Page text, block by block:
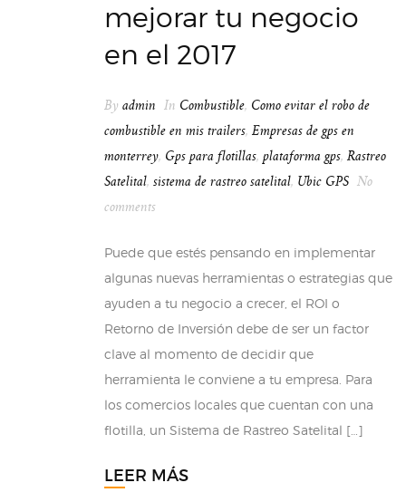
mejorar tu negocio
en el 2017
By admin In Combustible, Como evitar el robo de
combustible en mis trailers, Empresas de gps en
monterrey, Gps para flotillas, plataforma gps, Rastreo
Satelital, sistema de rastreo satelital, Ubic GPS No
comments
Puede que estés pensando en implementar
algunas nuevas herramientas o estrategias que
ayuden a tu negocio a crecer, el ROI o
Retorno de Inversión debe de ser un factor
clave al momento de decidir que
herramienta le conviene a tu empresa. Para
los comercios locales que cuentan con una
flotilla, un Sistema de Rastreo Satelital […]
LEER MÁS